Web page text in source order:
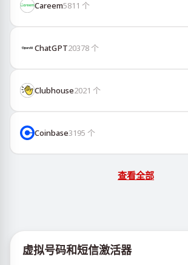
Careem5811 个
ChatGPT20378个
Clubhouse2021 个
Coinbase3195 个
查看全部
虚拟号码和短信激活器